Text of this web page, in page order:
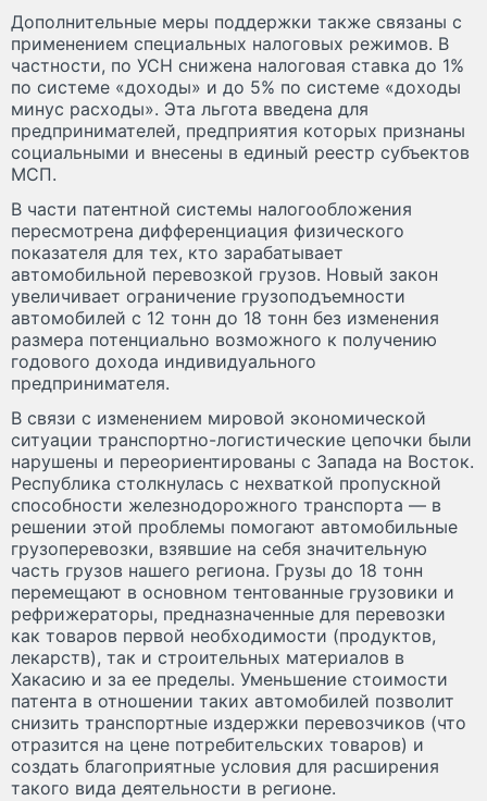
Дополнительные меры поддержки также связаны с
применением специальных налоговых режимов. В
частности, по УСН снижена налоговая ставка до 1%
по системе «доходы» и до 5% по системе «доходы
минус расходы». Эта льгота введена для
предпринимателей, предприятия которых признаны
социальными и внесены в единый реестр субъектов
МСП.
В части патентной системы налогообложения
пересмотрена дифференциация физического
показателя для тех, кто зарабатывает
автомобильной перевозкой грузов. Новый закон
увеличивает ограничение грузоподъемности
автомобилей с 12 тонн до 18 тонн без изменения
размера потенциально возможного к получению
годового дохода индивидуального
предпринимателя.
В связи с изменением мировой экономической
ситуации транспортно-логистические цепочки были
нарушены и переориентированы с Запада на Восток.
Республика столкнулась с нехваткой пропускной
способности железнодорожного транспорта — в
решении этой проблемы помогают автомобильные
грузоперевозки, взявшие на себя значительную
часть грузов нашего региона. Грузы до 18 тонн
перемещают в основном тентованные грузовики и
рефрижераторы, предназначенные для перевозки
как товаров первой необходимости (продуктов,
лекарств), так и строительных материалов в
Хакасию и за ее пределы. Уменьшение стоимости
патента в отношении таких автомобилей позволит
снизить транспортные издержки перевозчиков (что
отразится на цене потребительских товаров) и
создать благоприятные условия для расширения
такого вида деятельности в регионе.